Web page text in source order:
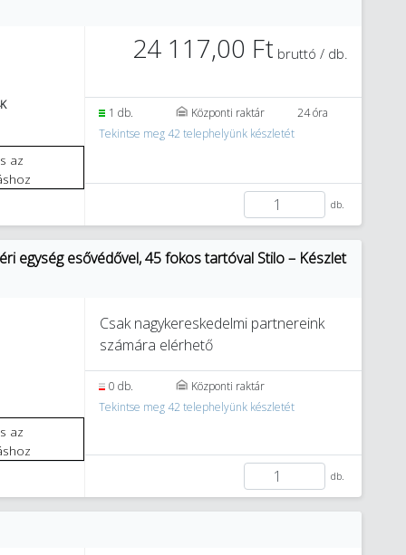
24 117,00 Ft bruttó / db.
1 db. Központi raktár
24 óra
Tekintse meg 42 telephelyünk készletét
db.
egység esővédővel, 45 fokos tartóval Stilo – Készlet
Csak nagykereskedelmi partnereink
számára elérhető
0 db.
Központi raktár
Tekintse meg 42 telephelyünk készletét
db.